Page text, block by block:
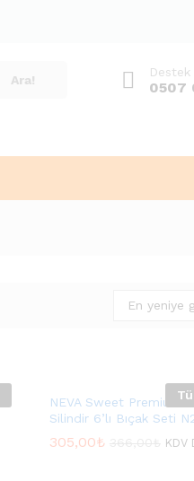
Ara!
Destek
0507
En yeniye
NEVA Sweet Premium
Silindir 6’lı Bıçak Seti
305,00₺ KDV
305,00₺